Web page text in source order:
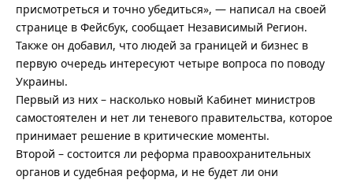
присмотреться и точно убедиться», — написал на своей
странице в Фейсбук, сообщает Независимый Регион.
Также он добавил, что людей за границей и бизнес в
первую очередь интересуют четыре вопроса по поводу
Украины.
Первый из них – насколько новый Кабинет министров
самостоятелен и нет ли теневого правительства, которое
принимает решение в критические моменты.
Второй – состоится ли реформа правоохранительных
органов и судебная реформа, и не будет ли они